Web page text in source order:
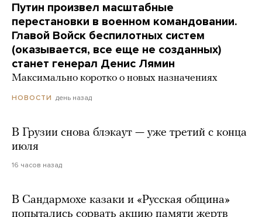
Путин произвел масштабные
перестановки в военном командовании.
Главой Войск беспилотных систем
(оказывается, все еще не созданных)
станет генерал Денис Лямин
Максимально коротко о новых назначениях
НОВОСТИ день назад
В Грузии снова блэкаут — уже третий с конца
июля
16 часов назад
В Сандармохе казаки и «Русская община»
попытались сорвать акцию памяти жертв